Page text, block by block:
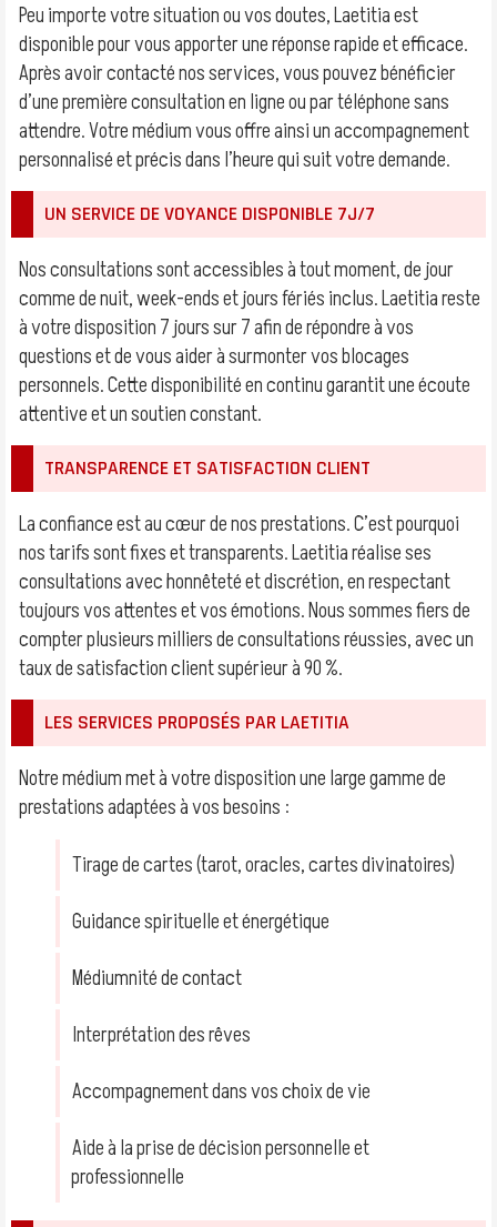
Peu importe votre situation ou vos doutes, Laetitia est
disponible pour vous apporter une réponse rapide et efficace.
Après avoir contacté nos services, vous pouvez bénéficier
d’une première consultation en ligne ou par téléphone sans
attendre. Votre médium vous offre ainsi un accompagnement
personnalisé et précis dans l’heure qui suit votre demande.
UN SERVICE DE VOYANCE DISPONIBLE 7J/7
Nos consultations sont accessibles à tout moment, de jour
comme de nuit, week-ends et jours fériés inclus. Laetitia reste
à votre disposition 7 jours sur 7 afin de répondre à vos
questions et de vous aider à surmonter vos blocages
personnels. Cette disponibilité en continu garantit une écoute
attentive et un soutien constant.
TRANSPARENCE ET SATISFACTION CLIENT
La confiance est au cœur de nos prestations. C’est pourquoi
nos tarifs sont fixes et transparents. Laetitia réalise ses
consultations avec honnêteté et discrétion, en respectant
toujours vos attentes et vos émotions. Nous sommes fiers de
compter plusieurs milliers de consultations réussies, avec un
taux de satisfaction client supérieur à 90 %.
LES SERVICES PROPOSÉS PAR LAETITIA
Notre médium met à votre disposition une large gamme de
prestations adaptées à vos besoins :
Tirage de cartes (tarot, oracles, cartes divinatoires)
Guidance spirituelle et énergétique
Médiumnité de contact
Interprétation des rêves
Accompagnement dans vos choix de vie
Aide à la prise de décision personnelle et
professionnelle